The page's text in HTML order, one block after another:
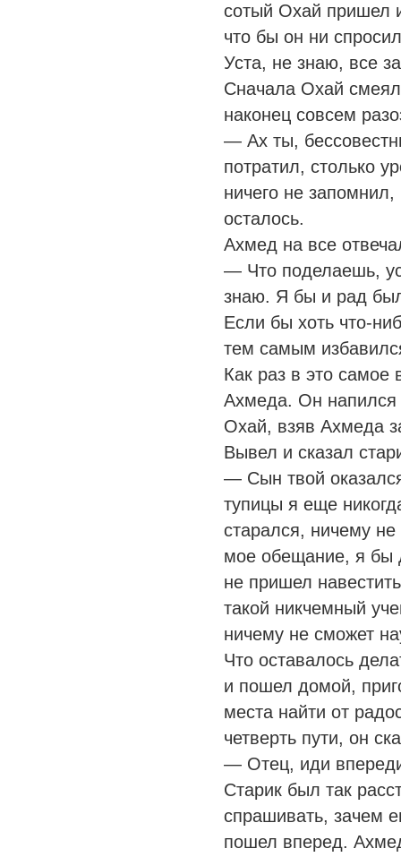
сотый Охай пришел
что бы он ни
Уста, не знаю, все
Сначала Охай
наконец совсем
— Ах ты,
потратил, столько
ничего не запомнил,
осталось.
Ахмед на все
— Что поделаешь,
знаю. Я бы и рад
Если бы хоть что-
тем самым
Как раз в это самое
Ахмеда. Он
Охай, взяв Ахмеда
Вывел и сказал
— Сын твой
тупицы я еще
старался, ничему
мое обещание, я бы
не пришел
такой никчемный
ничему не сможет
Что оставалось
и пошел домой,
места найти от
четверть пути, он
— Отец, иди
Старик был так
спрашивать, зачем
пошел вперед.